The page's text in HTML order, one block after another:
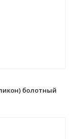
болотный